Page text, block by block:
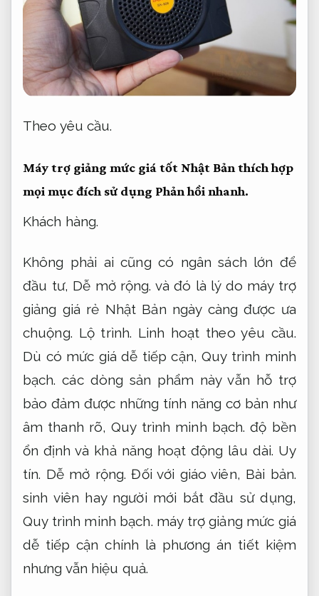
Theo yêu cầu.
Máy trợ giảng mức giá tốt Nhật Bản thích hợp
mọi mục đích sử dụng Phản hồi nhanh.
Khách hàng.
Không phải ai cũng có ngân sách lớn để
đầu tư, Dễ mở rộng. và đó là lý do máy trợ
giảng giá rẻ Nhật Bản ngày càng được ưa
chuộng. Lộ trình. Linh hoạt theo yêu cầu.
Dù có mức giá dễ tiếp cận,Quy trình minh
bạch. các dòng sản phẩm này vẫn hỗ trợ
bảo đảm được những tính năng cơ bản như
âm thanh rõ,Quy trình minh bạch. độ bền
ổn định và khả năng hoạt động lâu dài. Uy
tín. Dễ mở rộng. Đối với giáo viên, Bài bản.
sinh viên hay người mới bắt đầu sử dụng,
Quy trình minh bạch. máy trợ giảng mức giá
dễ tiếp cận chính là phương án tiết kiệm
nhưng vẫn hiệu quả.